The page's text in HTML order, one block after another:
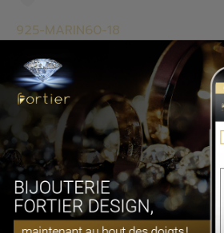
925-MARIN60-18
Chaine en argent 925, marina
Argent
369.00 $